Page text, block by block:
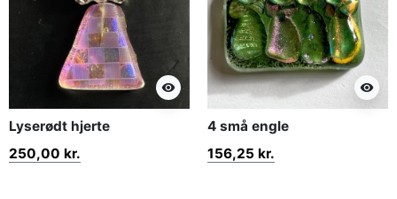
visibility
Lyserødt hjerte
250,00 kr.
visibility
4 små engle
156,25 kr.